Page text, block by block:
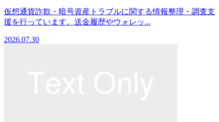
仮想通貨詐欺・暗号資産トラブルに関する情報整理・調査支
援を行っています。送金履歴やウォレッ...
2026.07.30